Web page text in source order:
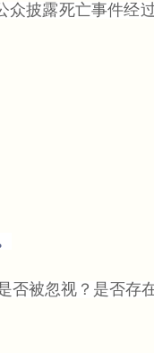
披露死亡事件经
否被忽视？是否存